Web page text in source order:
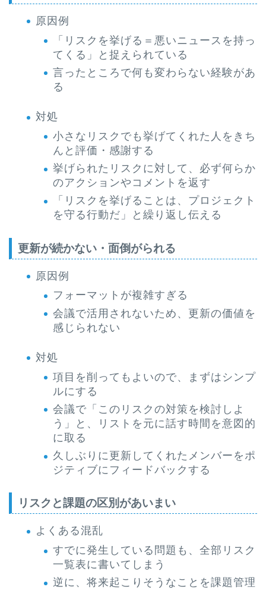
原因例
「リスクを挙げる＝悪いニュースを持っ
てくる」と捉えられている
言ったところで何も変わらない経験があ
る
対処
小さなリスクでも挙げてくれた人をきち
んと評価・感謝する
挙げられたリスクに対して、必ず何らか
のアクションやコメントを返す
「リスクを挙げることは、プロジェクト
を守る行動だ」と繰り返し伝える
更新が続かない・面倒がられる
原因例
フォーマットが複雑すぎる
会議で活用されないため、更新の価値を
感じられない
対処
項目を削ってもよいので、まずはシンプ
ルにする
会議で「このリスクの対策を検討しよ
う」と、リストを元に話す時間を意図的
に取る
久しぶりに更新してくれたメンバーをポ
ジティブにフィードバックする
リスクと課題の区別があいまい
よくある混乱
すでに発生している問題も、全部リスク
一覧表に書いてしまう
逆に、将来起こりそうなことを課題管理